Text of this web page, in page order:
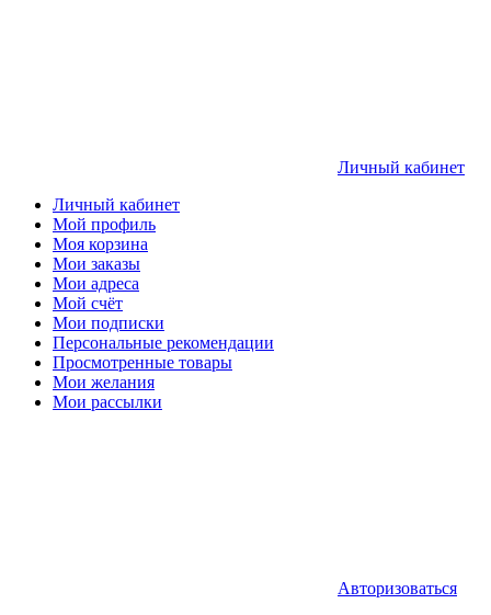
Личный кабинет
Личный кабинет
Мой профиль
Моя корзина
Мои заказы
Мои адреса
Мой счёт
Мои подписки
Персональные рекомендации
Просмотренные товары
Мои желания
Мои рассылки
Авторизоваться